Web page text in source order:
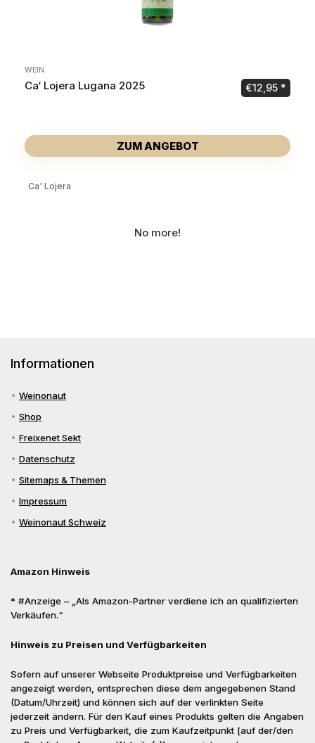
WEIN
Ca‘ Lojera Lugana 2025 €12,95
ZUM ANGEBOT
Ca' Lojera
No more!
Informationen
Weinonaut
Shop
Freixenet Sekt
Datenschutz
Sitemaps & Themen
Impressum
Weinonaut Schweiz
Amazon Hinweis
* #Anzeige – „Als Amazon-Partner verdiene ich an qualifizierten
Verkäufen.“
Hinweis zu Preisen und Verfügbarkeiten
Sofern auf unserer Webseite Produktpreise und Verfügbarkeiten
angezeigt werden, entsprechen diese dem angegebenen Stand
(Datum/Uhrzeit) und können sich auf der verlinkten Seite
jederzeit ändern. Für den Kauf eines Produkts gelten die Angaben
zu Preis und Verfügbarkeit, die zum Kaufzeitpunkt [auf der/den